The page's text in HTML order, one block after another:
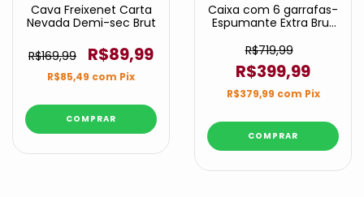
Cava Freixenet Carta
Nevada Demi-sec Brut
R$169,99 R$89,99
R$85,49 com Pix
Caixa com 6 garrafas-
Espumante Extra Brut
R$719,99
R$399,99
R$379,99 com Pix